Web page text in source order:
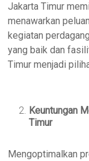
Jakarta Timur
menawarkan
kegiatan
yang baik dan
Timur menjadi
Keuntungan
Timur
Mengoptimalkan